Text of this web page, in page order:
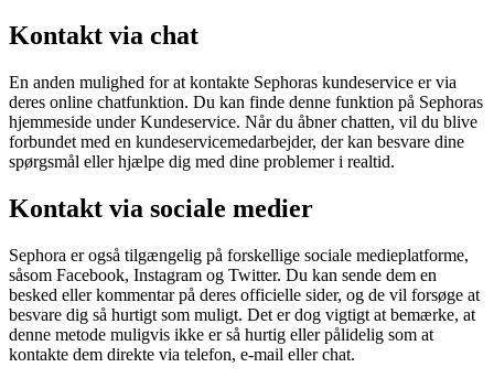
Kontakt via chat
En anden mulighed for at kontakte Sephoras kundeservice er via
deres online chatfunktion. Du kan finde denne funktion på Sephoras
hjemmeside under Kundeservice. Når du åbner chatten, vil du blive
forbundet med en kundeservicemedarbejder, der kan besvare dine
spørgsmål eller hjælpe dig med dine problemer i realtid.
Kontakt via sociale medier
Sephora er også tilgængelig på forskellige sociale medieplatforme,
såsom Facebook, Instagram og Twitter. Du kan sende dem en
besked eller kommentar på deres officielle sider, og de vil forsøge at
besvare dig så hurtigt som muligt. Det er dog vigtigt at bemærke, at
denne metode muligvis ikke er så hurtig eller pålidelig som at
kontakte dem direkte via telefon, e-mail eller chat.